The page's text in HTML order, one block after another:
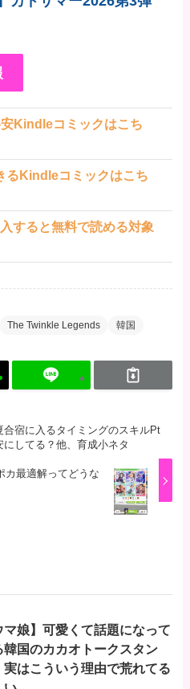
Kindleコミックはこち
るKindleコミックはこち
すると無料で読める対象
The Twinkle Legends 韓国
合宿に入るタイミングのスキルPt
してる？他、育成小ネタ
カ最適解ってどうな
マ娘】可愛くて話題になって
韓国のカカオトークスタン
実はこういう理由で荒れてる